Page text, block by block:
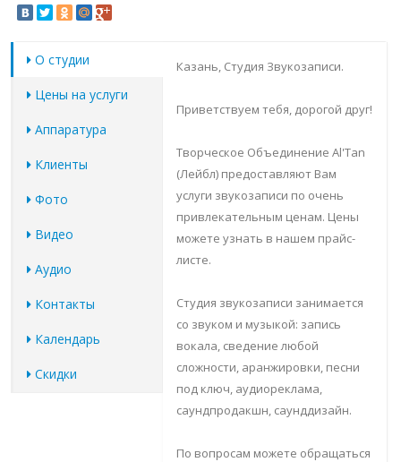
О студии
Цены на услуги
Аппаратура
Клиенты
Фото
Видео
Аудио
Контакты
Календарь
Скидки
Казань, Студия Звукозаписи.
Приветствуем тебя, дорогой друг!
Творческое Объединение Al'Tan
(Лейбл) предоставляют Вам
услуги звукозаписи по очень
привлекательным ценам. Цены
можете узнать в нашем прайс-
листе.
Студия звукозаписи занимается
со звуком и музыкой: запись
вокала, сведение любой
сложности, аранжировки, песни
под ключ, аудиореклама,
саундпродакшн, саунддизайн.
По вопросам можете обращаться